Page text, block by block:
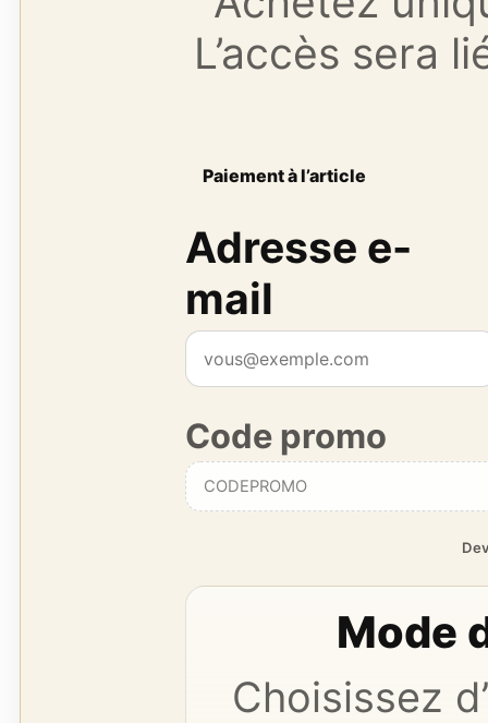
L’accès sera
Paiement à l’article
Adresse e-
mail
Code promo
Mode
Choisissez